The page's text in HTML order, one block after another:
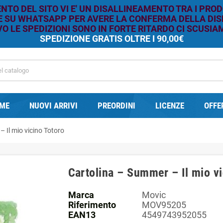
DEL SITO VI E' UN DISALLINEAMENTO TRA I
SU WHATSAPP PER AVERE LA CONFERMA DELLA
LE SPEDIZIONI SONO IN FORTE RITARDO CI
SPEDIZIONE GRATIS OLTRE I 90,00€
NUOVI ARRIVI PREORDINI LICENZE
Il mio vicino Totoro
Cartolina – Summer – Il mio
Marca
Movic
Riferimento
MOV95205
EAN13
4549743952055